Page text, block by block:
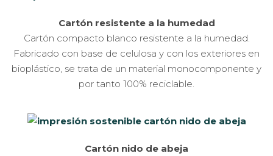
Cartón resistente a la humedad
Cartón compacto blanco resistente a la humedad.
Fabricado con base de celulosa y con los exteriores en
bioplástico, se trata de un material monocomponente y
por tanto 100% reciclable.
Cartón nido de abeja